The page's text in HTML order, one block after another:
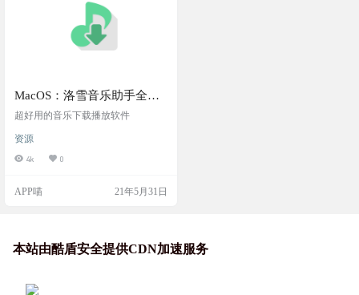
MacOS：洛雪音乐助手全网
版权付费音乐下载器
超好用的音乐下载播放软件
资源
4k 0
APP喵 21年5月31日
本站由酷盾安全提供CDN加速服务